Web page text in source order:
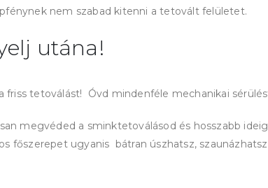
nem szabad kitenni a tetovált felületet.
utána!
friss tetoválást! Óvd mindenféle mechanikai
megvéded a sminktetoválásod és hosszabb
főszerepet ugyanis bátran úszhatsz,